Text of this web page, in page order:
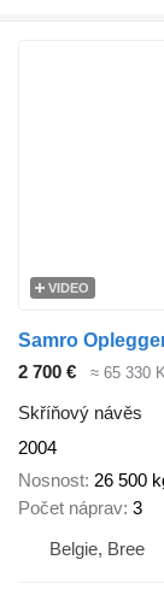
VIDEO
Samro
2 700 €
≈ 65 330
Skříňový návěs
2004
Nosnost 26 500
Počet náprav 3
Belgie, Bree